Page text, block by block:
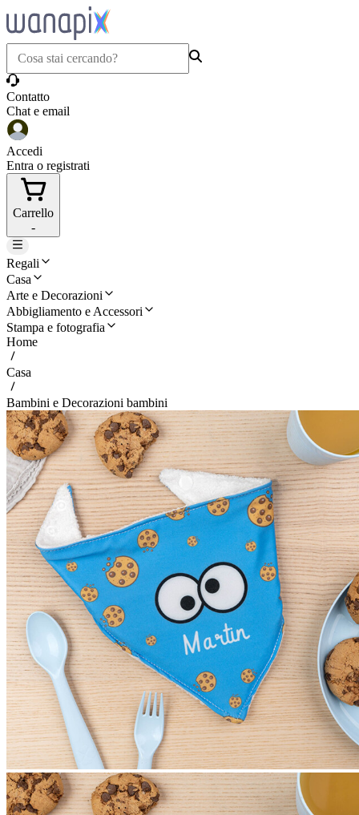
Contatto
Chat e email
Accedi
Entra o registrati
Carrello
-
Regali
Casa
Arte e Decorazioni
Abbigliamento e Accessori
Stampa e fotografia
Home
Casa
Bambini e Decorazioni bambini